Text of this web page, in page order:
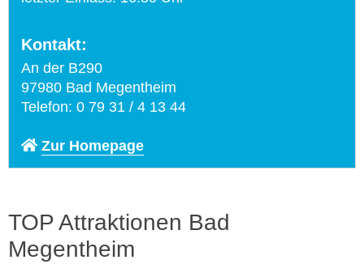
Kontakt:
An der B290
97980 Bad Megentheim
Telefon: 0 79 31 / 4 13 44
Zur Homepage
TOP Attraktionen Bad
Megentheim